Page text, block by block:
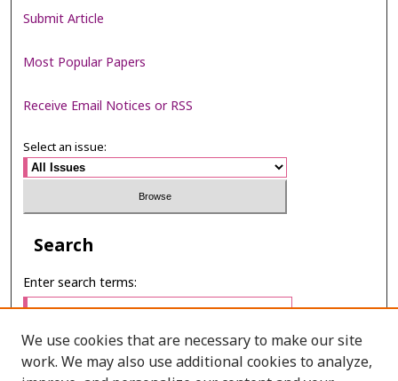
Submit Article
Most Popular Papers
Receive Email Notices or RSS
Select an issue:
Search
Enter search terms:
Select context to search:
We use cookies that are necessary to make our site
work. We may also use additional cookies to analyze,